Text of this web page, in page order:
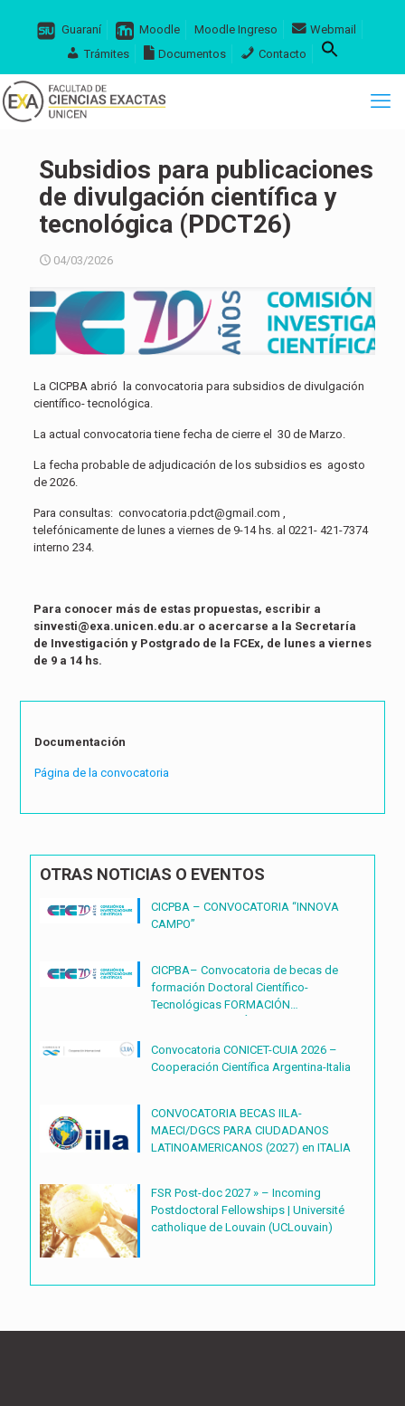
Guaraní Moodle Moodle Ingreso
Webmail
Trámites
Documentos Contacto
Subsidios para publicaciones
de divulgación científica y
tecnológica (PDCT26)
04/03/2026
La CICPBA abrió la convocatoria para subsidios de divulgación
científico- tecnológica.
La actual convocatoria tiene fecha de cierre el 30 de Marzo.
La fecha probable de adjudicación de los subsidios es agosto
de 2026.
Para consultas: convocatoria.pdct@gmail.com ,
telefónicamente de lunes a viernes de 9-14 hs. al 0221- 421-7374
interno 234.
Para conocer más de estas propuestas, escribir a
sinvesti@exa.unicen.edu.ar o acercarse a la Secretaría
de Investigación y Postgrado de la FCEx, de lunes a viernes
de 9 a 14 hs.
Documentación
Página de la convocatoria
OTRAS NOTICIAS O EVENTOS
CICPBA – CONVOCATORIA “INNOVA
CAMPO”
CICPBA– Convocatoria de becas de
formación Doctoral Científico-
Tecnológicas FORMACIÓN
Convocatoria CONICET-CUIA 2026 –
Cooperación Científica Argentina-Italia
CONVOCATORIA BECAS IILA-
MAECI/DGCS PARA CIUDADANOS
LATINOAMERICANOS (2027) en ITALIA
FSR Post-doc 2027 » – Incoming
Postdoctoral Fellowships | Université
catholique de Louvain (UCLouvain)